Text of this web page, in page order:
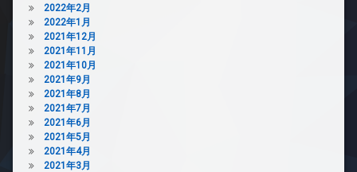
2022年2月
2022年1月
2021年12月
2021年11月
2021年10月
2021年9月
2021年8月
2021年7月
2021年6月
2021年5月
2021年4月
2021年3月